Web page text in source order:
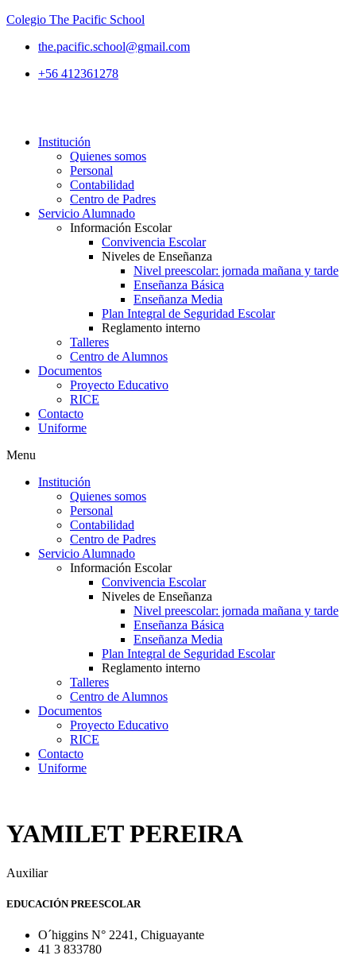
Colegio The Pacific School
the.pacific.school@gmail.com
+56 412361278
Institución
Quienes somos
Personal
Contabilidad
Centro de Padres
Servicio Alumnado
Información Escolar
Convivencia Escolar
Niveles de Enseñanza
Nivel preescolar: jornada mañana y tarde
Enseñanza Básica
Enseñanza Media
Plan Integral de Seguridad Escolar
Reglamento interno
Talleres
Centro de Alumnos
Documentos
Proyecto Educativo
RICE
Contacto
Uniforme
Menu
Institución
Quienes somos
Personal
Contabilidad
Centro de Padres
Servicio Alumnado
Información Escolar
Convivencia Escolar
Niveles de Enseñanza
Nivel preescolar: jornada mañana y tarde
Enseñanza Básica
Enseñanza Media
Plan Integral de Seguridad Escolar
Reglamento interno
Talleres
Centro de Alumnos
Documentos
Proyecto Educativo
RICE
Contacto
Uniforme
YAMILET PEREIRA
Auxiliar
EDUCACIÓN PREESCOLAR
O´higgins N° 2241, Chiguayante
41 3 833780